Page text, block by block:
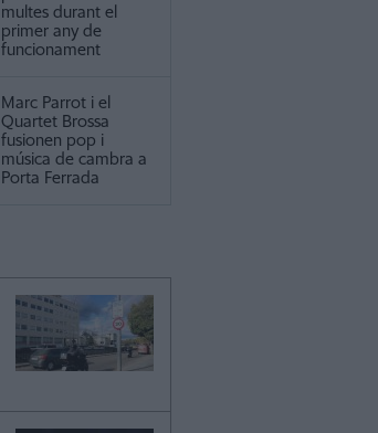
multes durant el
primer any de
funcionament
Marc Parrot i el
Quartet Brossa
fusionen pop i
música de cambra a
Porta Ferrada